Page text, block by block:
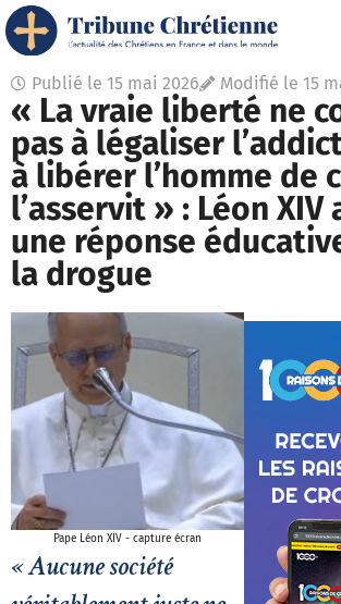
Publié le 15 mai 2026 Modifié le 15
« La vraie liberté ne
pas à légaliser
à libérer l’homme de
l’asservit » : Léon
une réponse
la drogue
Pape Léon XIV - capture écran
« Aucune société